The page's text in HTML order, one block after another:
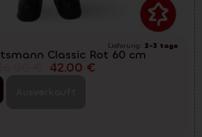
Lieferung: 2-3 tage
Classic Rot 60 cm
42.00 €